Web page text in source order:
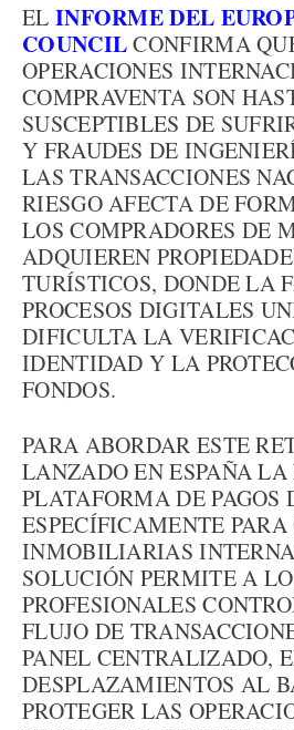
EL INFORME DEL
COUNCILCONFIRMA
OPERACIONES
COMPRAVENTA SON
SUSCEPTIBLES DE
Y FRAUDES DE
LAS TRANSACCIONES
RIESGO AFECTA DE
LOS COMPRADORES DE
ADQUIEREN
TURÍSTICOS, DONDE LA
PROCESOS DIGITALES
DIFICULTA LA
IDENTIDAD Y LA
FONDOS.
PARA ABORDAR ESTE
LANZADO EN ESPAÑA
PLATAFORMA DE PAGOS
ESPECÍFICAMENTE PARA
INMOBILIARIAS
SOLUCIÓN PERMITE A
PROFESIONALES
FLUJO DE
PANEL CENTRALIZADO,
DESPLAZAMIENTOS AL
PROTEGER LAS